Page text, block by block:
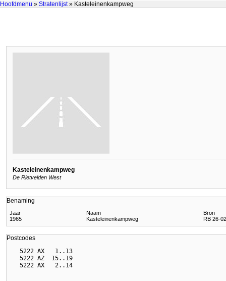
Hoofdmenu » Stratenlijst» Kasteleinenkampweg
Kasteleinenkampweg
De Rietvelden West
Benaming
Jaar Naam
Bron
1965
Kasteleinenkampweg RB 26-
Postcodes
  5222 AX   1..13
  5222 AZ  15..19